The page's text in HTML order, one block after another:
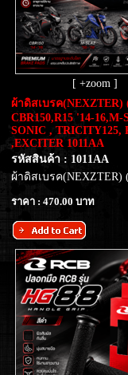
[ +zoom ]
ผ้าดิสเบรค(NEXZTER)
CBR150,R15 '14-16,M-
SONIC , TRICITY125,
,EXCITER 1011AA
รหัสสินค้า : 1011AA
ผ้าดิสเบรค
ราคา : 470.00 บาท